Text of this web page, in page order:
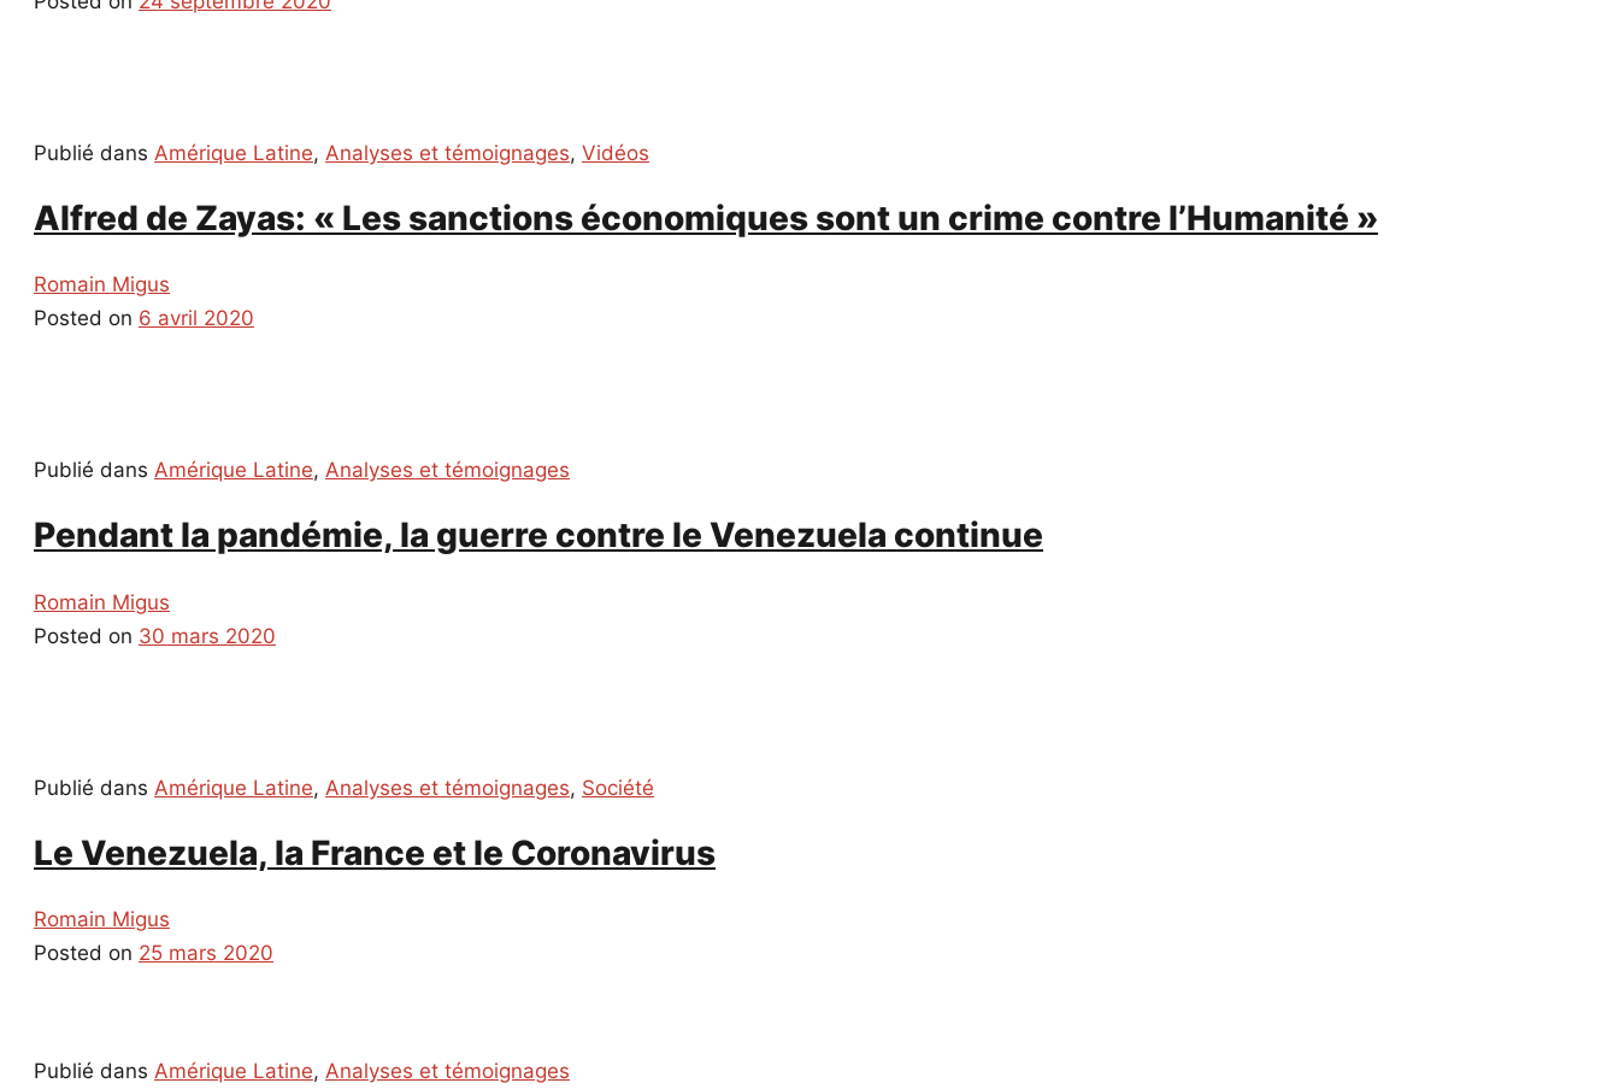
Publié dans Amérique Latine, Analyses et témoignages, Vidéos
Alfred de Zayas: « Les sanctions économiques sont un crime contre l’Humanité »
Romain Migus
Posted on 6 avril 2020
Publié dans Amérique Latine, Analyses et témoignages
Pendant la pandémie, la guerre contre le Venezuela continue
Romain Migus
Posted on 30 mars 2020
Publié dans Amérique Latine, Analyses et témoignages, Société
Le Venezuela, la France et le Coronavirus
Romain Migus
Posted on 25 mars 2020
Publié dans Amérique Latine, Analyses et témoignages